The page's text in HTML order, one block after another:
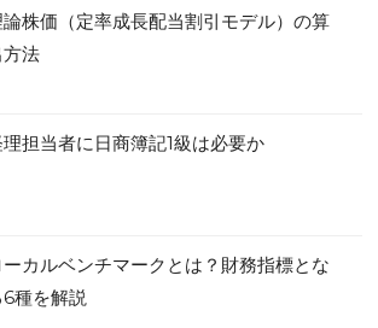
論株価（定率成長配当割引モデル）の算
方法
理担当者に日商簿記1級は必要か
ーカルベンチマークとは？財務指標とな
6種を解説